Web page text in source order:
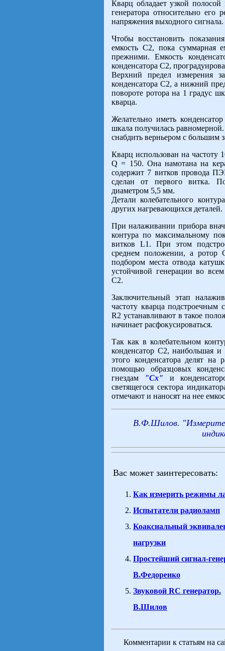
Кварц обладает узкой
генератора относительно его
напряжения выходного сигнала.
Чтобы восстановить
емкость С2, пока суммарная
прежними. Емкость
конденсатора С2,
Верхний предел измерения
конденсатора С2, а нижний
повороте ротора на 1 градус
кварца.
Желательно иметь
шкала получилась
снабдить верньером с большим
Кварц использован на
Q = 150. Она намотана на
содержит 7 витков провода
сделан от первого витка.
диаметром 5,5 мм.
Детали колебательного
других нагревающихся деталей.
При налаживании прибора
контура по максимальному
витков L1. При этом
среднем положении, а ротор
подбором места отвода
устойчивой генерации во
С2.
Заключительный этап
частоту кварца подстроечным
R2 устанавливают в такое
начинает расфокусироваться.
Так как в колебательном
конденсатор С2, наибольшая и
этого конденсатора делят
помощью образцовых
гнездам "Сх" и
светящегося сектора
отмечают и наносят на нее
В.Ф.Шилов.
Вас может заинтересовать:
Как измерить режимы
Испытатели радиоламп
Коаксиальный
нагрузки
Простейший сигнал-
В.Федоренко
Звуковой RC генератор.
В.Шилов
Комментарии к статьям на